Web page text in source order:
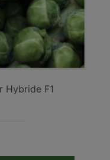
Hybride F1